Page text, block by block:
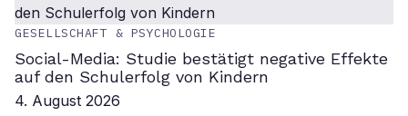
GESELLSCHAFT & PSYCHOLOGIE
Social-Media: Studie bestätigt negative Effekte
auf den Schulerfolg von Kindern
4. August 2026